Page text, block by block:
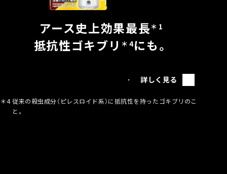
アース史上効果最長 ＊1
抵抗性ゴキブリ ＊4にも。
詳しく見る
＊4 従来の殺虫成分（ピレスロイド系）に抵抗性を持ったゴキブリのこ
と。